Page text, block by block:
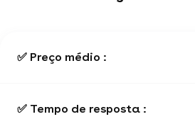
✅ Preço médio :
✅ Tempo de resposta :